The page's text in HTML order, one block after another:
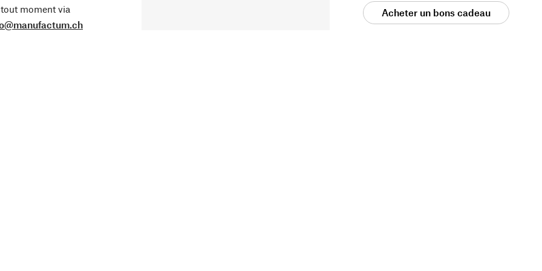
tout moment via
Acheter un bons cadeau